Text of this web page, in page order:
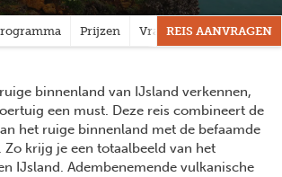
Prijzen Vragen?REIS AANVRAGEN
binnenland van IJsland verkennen,
een must. Deze reis combineert de
het ruige binnenland met de befaamde
Zo krijg je een totaalbeeld van het
IJsland. Adembenemende vulkanische